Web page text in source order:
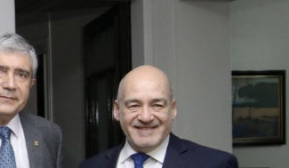
Archivo Sonoro